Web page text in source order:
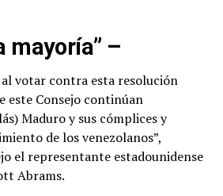
mayoría” –
votar contra esta resolución
este Consejo continúan
Maduro y sus cómplices y
de los venezolanos”,
el representante estadounidense
Abrams.